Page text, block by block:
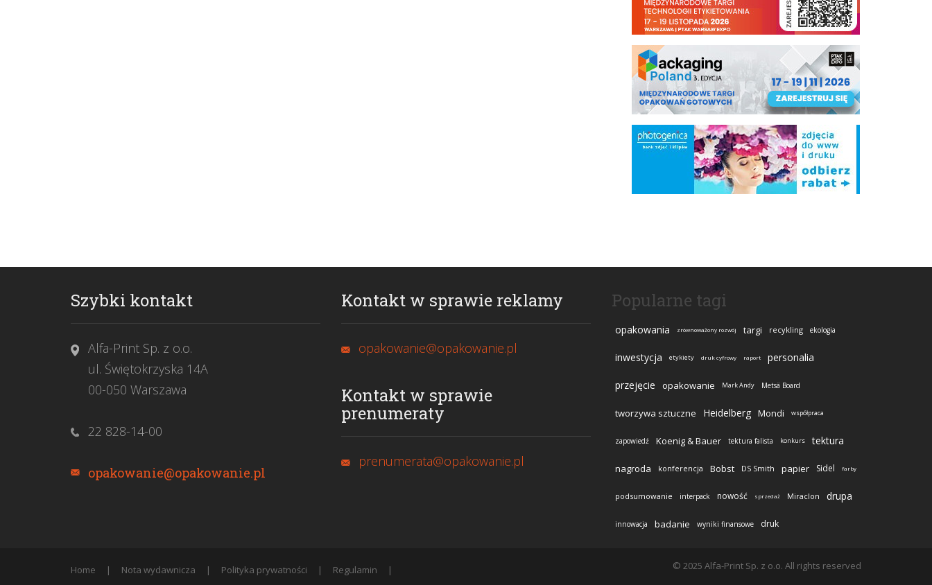
Szybki kontakt
Alfa-Print Sp. z o.o.
ul. Świętokrzyska 14A
00-050 Warszawa
22 828-14-00
opakowanie@opakowanie.pl
Kontakt w sprawie reklamy
opakowanie@opakowanie.pl
Kontakt w sprawie
prenumeraty
prenumerata@opakowanie.pl
Popularne tagi
opakowania zrównoważony rozwój targi recykling ekologia
inwestycja etykiety druk cyfrowy raport personalia
przejęcie opakowanie Mark Andy Metsä Board
tworzywa sztuczne Heidelberg Mondi współpraca
zapowiedź Koenig & Bauer tektura falista konkurs tektura
nagroda konferencja Bobst DS Smith papier Sidel farby
podsumowanie interpack nowość sprzedaż Miraclon drupa
innowacja badanie wyniki finansowe druk
Home Nota wydawnicza Polityka prywatności Regulamin © 2025 Alfa-Print Sp. z o.o. All rights reserved